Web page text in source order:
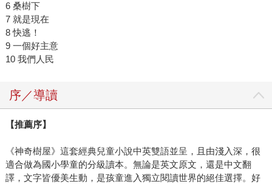
6 桑樹下
7 就是現在
8 快逃！
9 一個好主意
10 我們人民
序／導讀
【推薦序】
《神奇樹屋》這套經典兒童小說中英雙語並呈，且由淺入深，很
適合做為國小學童的分級讀本。無論是英文原文，還是中文翻
譯，文字皆優美生動，是孩童進入獨立閱讀世界的絕佳選擇。好